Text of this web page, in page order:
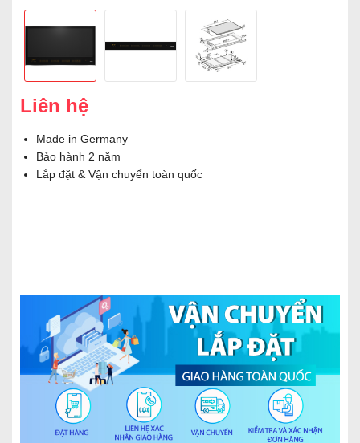
Liên hệ
Made in Germany
Bảo hành 2 năm
Lắp đặt & Vận chuyển toàn quốc